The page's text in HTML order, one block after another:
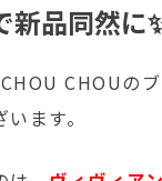
新品同然に
CHOUの
ます。